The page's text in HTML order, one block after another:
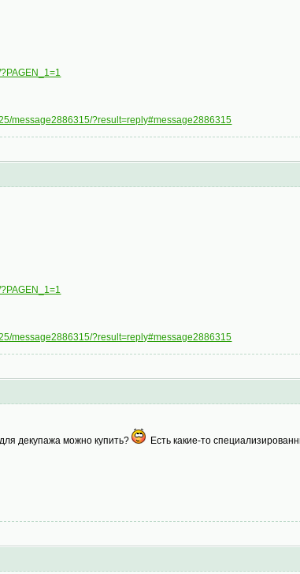
message2886315/?result=reply#message2886315
message2886315/?result=reply#message2886315
декупажа можно купить?
Есть какие-то